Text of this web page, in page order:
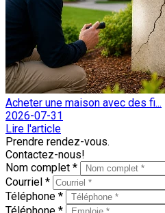
Acheter une maison avec des fi...
2026-07-31
Lire l'article
Prendre rendez-vous.
Contactez-nous!
Nom complet *
Courriel *
Téléphone *